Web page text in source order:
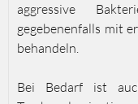
aggressive
gegebenenfalls mit
behandeln.
Bei Bedarf ist